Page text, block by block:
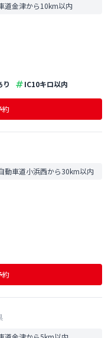
道金津から10km以内
り IC10キロ以内
約
動車道小浜西から30km以内
約